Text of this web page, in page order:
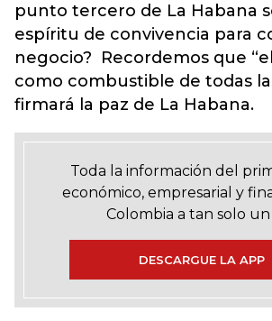
punto tercero de La Habana
espíritu de convivencia para
negocio? Recordemos que
como combustible de todas
firmará la paz de La Habana.
Toda la información del
económico, empresarial y
Colombia a tan solo
DESCARGUE LA APP